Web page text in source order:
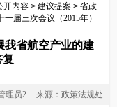
开内容> 建议提案 > 省政
一届三次会议（2015年）
我省航空产业的建
复
理员2 来源：政策法规处